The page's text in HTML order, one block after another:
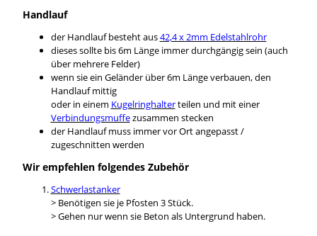
Handlauf
der Handlauf besteht aus42,4 x 2mm Edelstahlrohr
dieses sollte bis 6m Länge immer durchgängig sein (auch
über mehrere Felder)
wenn sie ein Geländer über 6m Länge verbauen, den
Handlauf mittig
oder in einem Kugelringhalterteilen und mit einer
Verbindungsmuffezusammen stecken
der Handlauf muss immer vor Ort angepasst /
zugeschnitten werden
Wir empfehlen folgendes Zubehör
Schwerlastanker
> Benötigen sie je Pfosten 3 Stück.
> Gehen nur wenn sie Beton als Untergrund haben.